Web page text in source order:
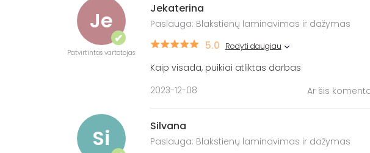
Je
✔
Patvirtintas vartotojas
Jekaterina
Paslauga: Blakstienų laminavimas ir dažymas
5.0 Rodyti daugiau
Kaip visada, puikiai atliktas darbas
2023-12-08
Ar šis
Si Silvana
Paslauga: Blakstienų laminavimas ir dažymas